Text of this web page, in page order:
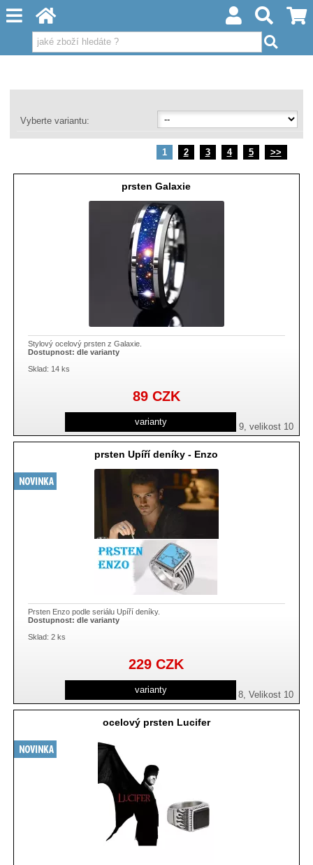
Vyberte variantu:
1 2 3 4 5 >>
prsten Galaxie
Stylový ocelový prsten z Galaxie.
Dostupnost:dle varianty
Sklad: 14 ks
varianty
velikost 7, velikost 8, velikost 9, velikost 10
89 CZK
prsten Upíří deníky - Enzo
Prsten Enzo podle seriálu Upíří deníky.
Dostupnost:dle varianty
Sklad: 2 ks
varianty Velikost 8, Velikost 10
229CZK
ocelový prsten Lucifer